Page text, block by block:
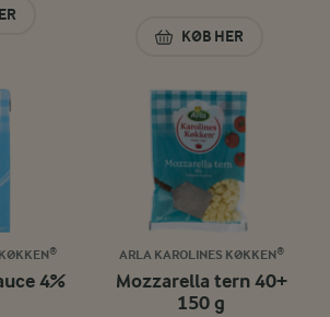
5% 0,5 L
KØB HER
KLASSISK
4%
ARLA KAROLINES KØKKEN®
Mozzarella tern 40+
150 g